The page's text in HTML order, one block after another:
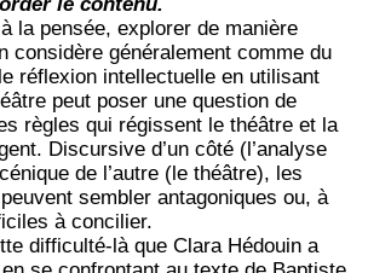
la pensée, explorer de manière
considère généralement comme du
réflexion intellectuelle en utilisant
peut poser une question de
règles qui régissent le théâtre et la
Discursive d’un côté (l’analyse
de l’autre (le théâtre), les
sembler antagoniques ou, à
à concilier.
difficulté-là que Clara Hédouin a